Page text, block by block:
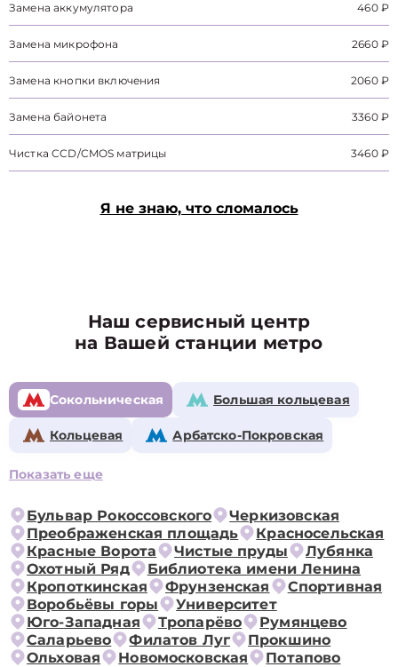
Замена аккумулятора 460 ₽
Замена микрофона 2660 ₽
Замена кнопки включения 2060 ₽
Замена байонета 3360 ₽
Чистка CCD/CMOS матрицы 3460 ₽
Я не знаю, что сломалось
Наш сервисный центр
на Вашей станции метро
Сокольническая Большая кольцевая
Кольцевая Арбатско-Покровская
Показать еще
Бульвар Рокоссовского
Черкизовская
Преображенская площадь
Красносельская
Красные Ворота
Чистые пруды
Лубянка
Охотный Ряд
Библиотека имени Ленина
Кропоткинская
Фрунзенская
Спортивная
Воробьёвы горы
Университет
Юго-Западная
Тропарёво
Румянцево
Саларьево
Филатов Луг
Прокшино
Ольховая
Новомосковская Потапово